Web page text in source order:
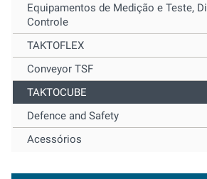
Equipamentos de Medição e Teste,
Controle
TAKTOFLEX
Conveyor TSF
TAKTOCUBE
Defence and Safety
Acessórios